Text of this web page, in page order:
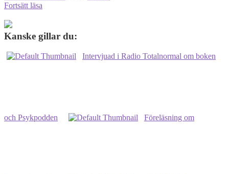
Fortsätt läsa
Totalnormal
från
26
Kanske gillar du:
Intervjuad i Radio Totalnormal om boken
och Psykpodden Föreläsning om